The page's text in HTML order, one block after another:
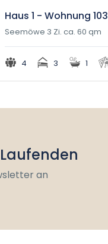
Haus 1 - Wohnung 103
Seemöwe 3 Zi. ca. 60 qm
4 3 1
an